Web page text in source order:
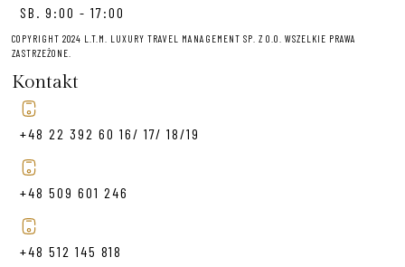
SB. 9:00 - 17:00
COPYRIGHT 2024 L.T.M. LUXURY TRAVEL MANAGEMENT SP. Z O.O. WSZELKIE PRAWA
ZASTRZEŻONE.
Kontakt
+48 22 392 60 16/ 17/ 18/19
+48 509 601 246
+48 512 145 818